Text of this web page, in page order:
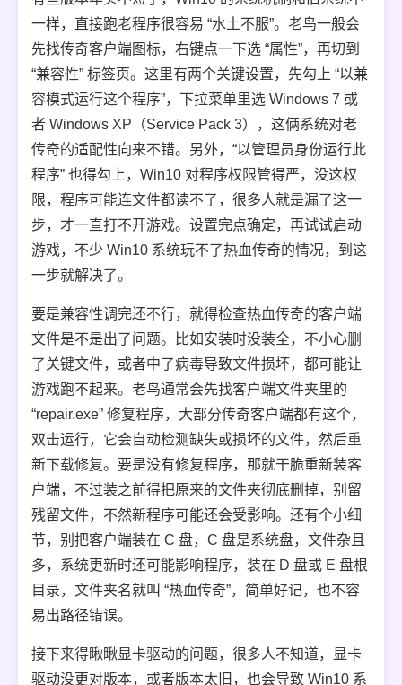
一样，直接跑老程序很容易 “水土不服”。老鸟一般会
先找传奇客户端图标，右键点一下选 “属性”，再切到
“兼容性” 标签页。这里有两个关键设置，先勾上 “以兼
容模式运行这个程序”，下拉菜单里选 Windows 7 或
者 Windows XP（Service Pack 3），这俩系统对老
传奇的适配性向来不错。另外，“以管理员身份运行此
程序” 也得勾上，Win10 对程序权限管得严，没这权
限，程序可能连文件都读不了，很多人就是漏了这一
步，才一直打不开游戏。设置完点确定，再试试启动
游戏，不少 Win10 系统玩不了热血传奇的情况，到这
一步就解决了。
要是兼容性调完还不行，就得检查热血传奇的客户端
文件是不是出了问题。比如安装时没装全，不小心删
了关键文件，或者中了病毒导致文件损坏，都可能让
游戏跑不起来。老鸟通常会先找客户端文件夹里的
“repair.exe” 修复程序，大部分传奇客户端都有这个，
双击运行，它会自动检测缺失或损坏的文件，然后重
新下载修复。要是没有修复程序，那就干脆重新装客
户端，不过装之前得把原来的文件夹彻底删掉，别留
残留文件，不然新程序可能还会受影响。还有个小细
节，别把客户端装在 C 盘，C 盘是系统盘，文件杂且
多，系统更新时还可能影响程序，装在 D 盘或 E 盘根
目录，文件夹名就叫 “热血传奇”，简单好记，也不容
易出路径错误。
接下来得瞅瞅显卡驱动的问题，很多人不知道，显卡
驱动没更对版本，或者版本太旧，也会导致 Win10 系